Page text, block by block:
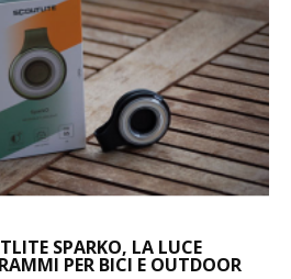
SPARKO, LA LUCE
PER BICI E OUTDOOR